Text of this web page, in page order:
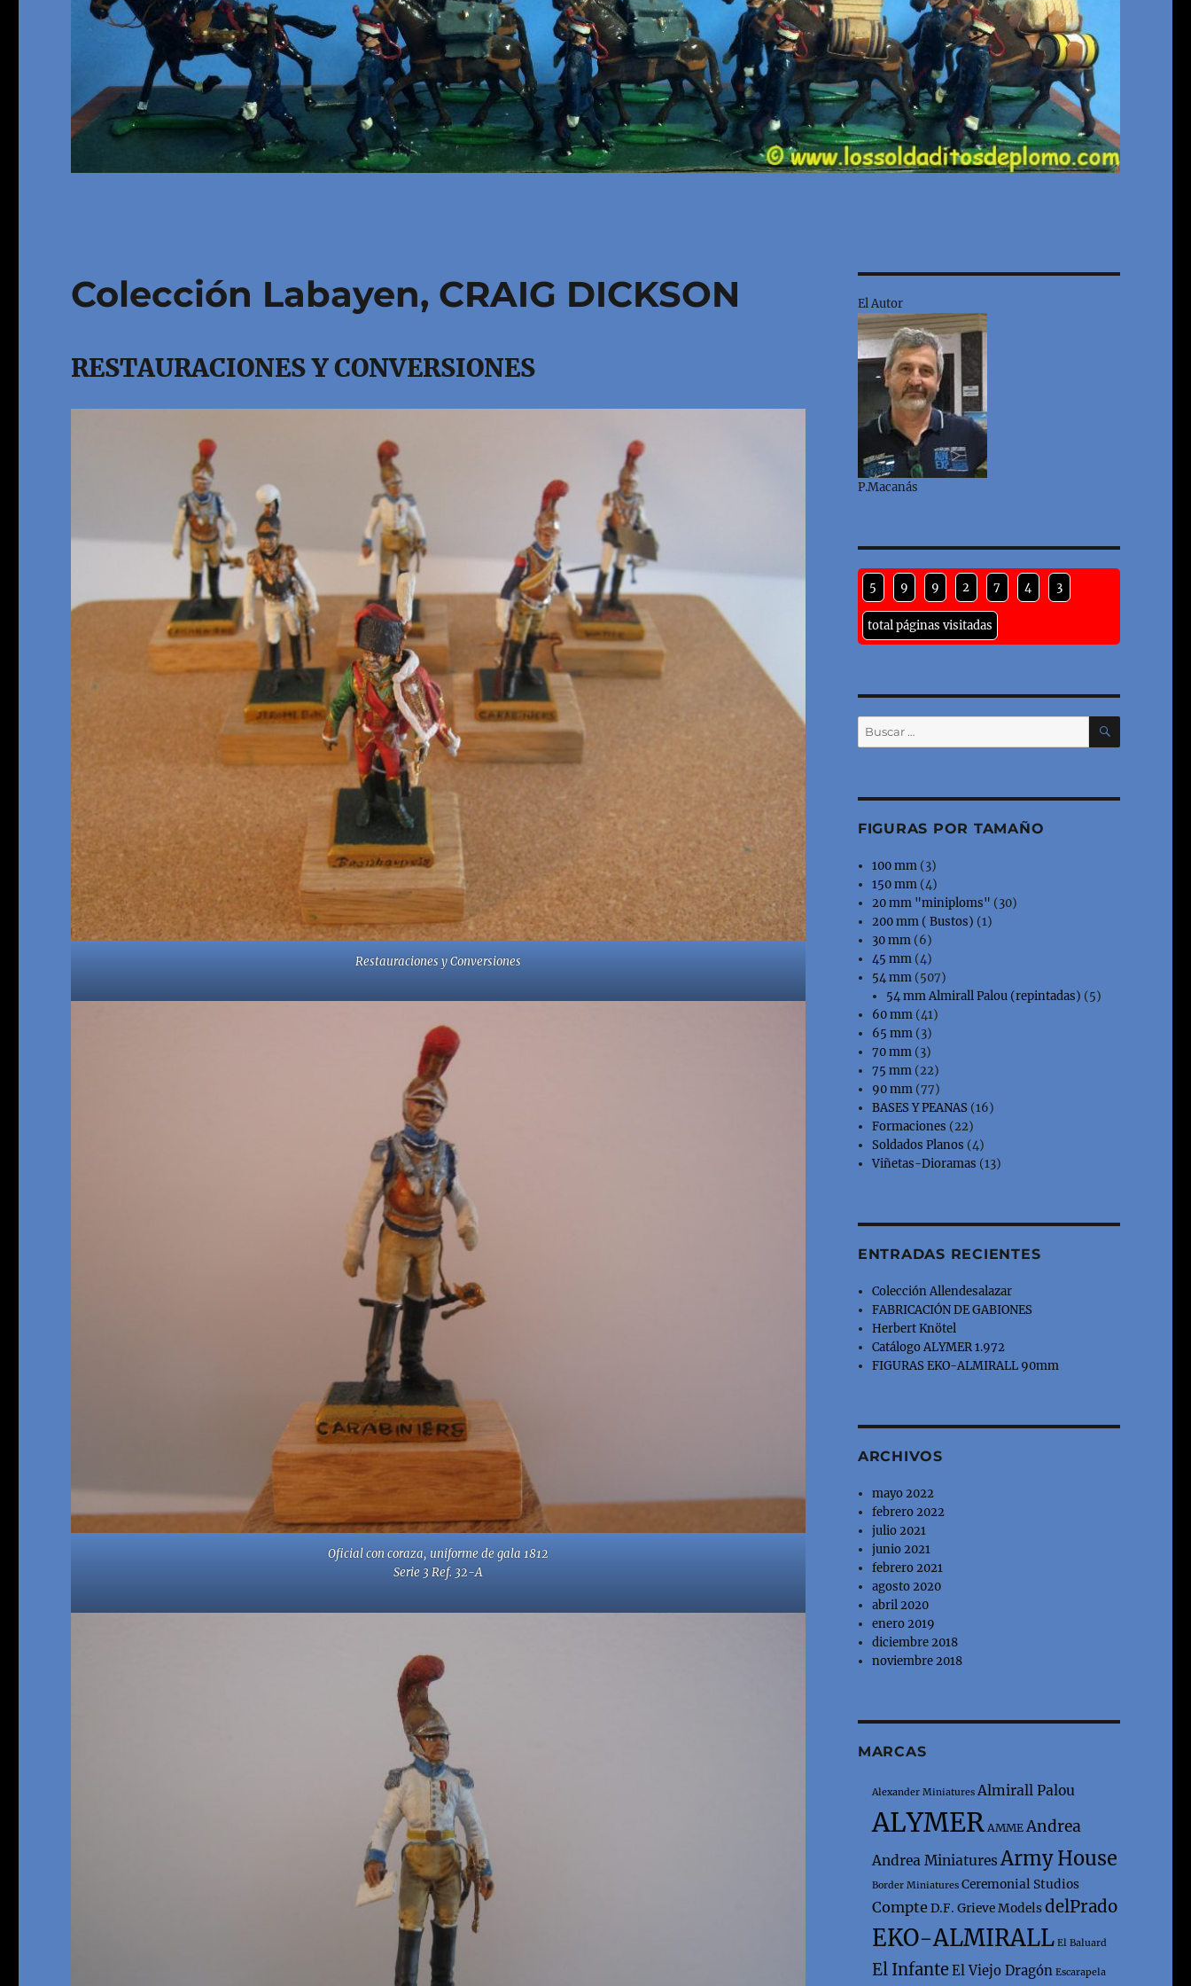
Colección Labayen, CRAIG DICKSON
RESTAURACIONES Y CONVERSIONES
Restauraciones y Conversiones
Oficial con coraza, uniforme de gala 1812
Serie 3 Ref. 32-A
El Autor
P.Macanás
5 9 9 2 7 4 3
total páginas visitadas
Buscar
por:
BUSCAR
FIGURAS POR TAMAÑO
100 mm (3)
150 mm (4)
20 mm "miniploms" (30)
200 mm ( Bustos) (1)
30 mm (6)
45 mm (4)
54 mm (507)
54 mm Almirall Palou (repintadas) (5)
60 mm (41)
65 mm (3)
70 mm (3)
75 mm (22)
90 mm (77)
BASES Y PEANAS (16)
Formaciones (22)
Soldados Planos (4)
Viñetas-Dioramas (13)
ENTRADAS RECIENTES
Colección Allendesalazar
FABRICACIÓN DE GABIONES
Herbert Knötel
Catálogo ALYMER 1.972
FIGURAS EKO-ALMIRALL 90mm
ARCHIVOS
mayo 2022
febrero 2022
julio 2021
junio 2021
febrero 2021
agosto 2020
abril 2020
enero 2019
diciembre 2018
noviembre 2018
MARCAS
Alexander Miniatures Almirall Palou
ALYMER AMME Andrea
Andrea MiniaturesArmy House
Border Miniatures Ceremonial Studios
CompteD.F. Grieve ModelsdelPrado
EKO-ALMIRALL El Baluard
El InfanteEl Viejo Dragón Escarapela